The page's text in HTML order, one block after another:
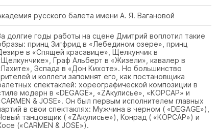
русского балета имени А. Я. Вагановой
долгие годы работы на сцене Дмитрий воплотил такие
принц Зигфрид в «Лебедином озере», принц
в «Спящей красавице», Щелкунчик в
Граф Альберт в «Жизели», кавалер в
Эспада в «Дон Кихоте». Но большинство
и коллеги запомнят его, как постановщика
спектаклей: хореографической композиции в
модерн в «DEGAGE», «ZAкулисье», «КОРСАР» и
& JOSE». Он был первым исполнителем главных
в свои спектаклях: Мужчина в черном ( «DEGAGE»),
танцовщик ( «ZAкулисье»), Конрад ( «КОРСАР») и
(«CARMEN & JOSE»).